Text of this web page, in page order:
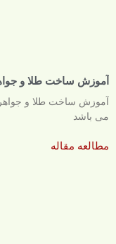
آموزش ساخت طلا و
آموزش ساخت طلا و
می باشد
مطالعه مقاله